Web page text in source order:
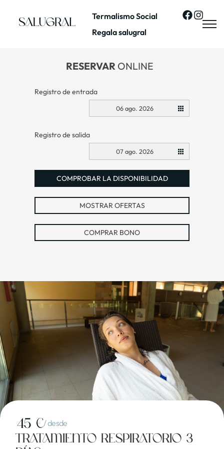
Termalismo Social
Regala salugral
RESERVARONLINE
Registro de entrada
06 ago. 2026
Registro de salida
07 ago. 2026
COMPROBAR LA DISPONIBILIDAD
MOSTRAR OFERTAS
COMPRAR BONO
45 €/ desde
Tratamiento respiratorio 3